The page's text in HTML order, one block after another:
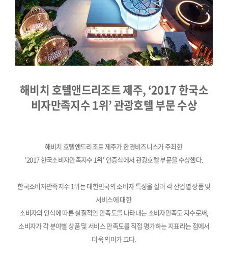
해비치 호텔앤드리조트 제주, ‘2017 한국소
비자만족지수 1위’ 관광호텔 부문 수상
해비치 호텔앤드리조트 제주가 한경비즈니스가 주최한
'2017 한국소비자만족지수 1위' 인증식에서 관광호텔 부문을 수상했다.
한국소비자만족지수 1위는 대한민국의 소비자 특성을 살려 각 산업별 상품 및
서비스에 대한
소비자의 인식에 따른 실질적인 만족도를 나타내는 소비자만족도 지수로써,
소비자가 각 분야별 상품 및 서비스 만족도를 직접 평가하는 지표라는 점에서
더욱 의미가 크다.